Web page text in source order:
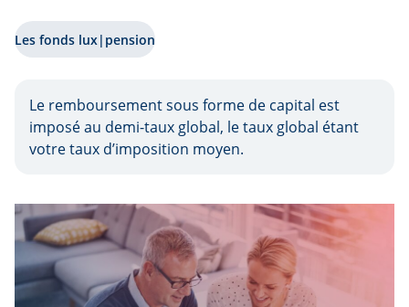
Les fonds lux|pension
Le remboursement sous forme de capital est
imposé au demi-taux global, le taux global étant
votre taux d’imposition moyen.